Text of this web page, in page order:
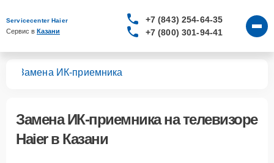
Servicecenter Haier
Сервис в Казани
+7 (843) 254-64-35
+7 (800) 301-94-41
Замена ИК-приемника
Замена ИК-приемникана телевизоре
Haier в Казани